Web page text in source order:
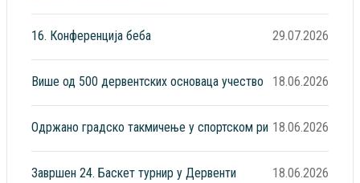
16. Конференција беба 29.07.2026
Више од 500 дервентских основаца учество 18.06.2026
Одржано градско такмичење у спортском ри 18.06.2026
Завршен 24. Баскет турнир у Дервенти 18.06.2026